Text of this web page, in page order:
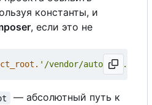
константы, и
, если это не
. '/vendor/autoload.php'
— абсолютный путь к